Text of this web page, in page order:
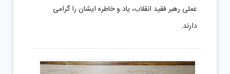
عملی رهبر فقید انقلاب، یاد و خاطره ایشان را گرامی
دارند.